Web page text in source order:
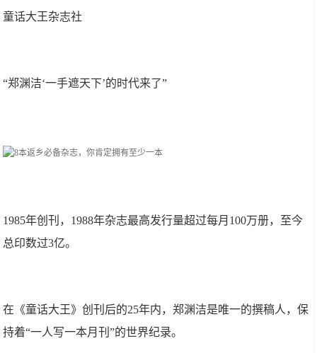
童话大王杂志社
“郑渊洁‘一手遮天下’的时代来了”
1985年创刊，1988年杂志最高发行量超过每月100万册，至今
总印数过3亿。
在《童话大王》创刊后的25年内，郑渊洁是唯一的撰稿人，保
持着“一人写一本月刊”的世界纪录。